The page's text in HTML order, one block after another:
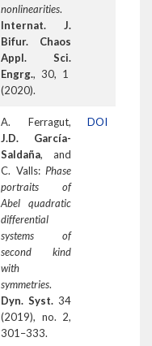
nonlinearities.
Internat. J.
Bifur. Chaos
Appl. Sci.
Engrg., 30, 1
(2020).
A. Ferragut,
J.D. García-
Saldaña, and
C. Valls: Phase
portraits of
Abel quadratic
differential
systems of
second kind
with
symmetries.
Dyn. Syst. 34
(2019), no. 2,
301–333.
DOI